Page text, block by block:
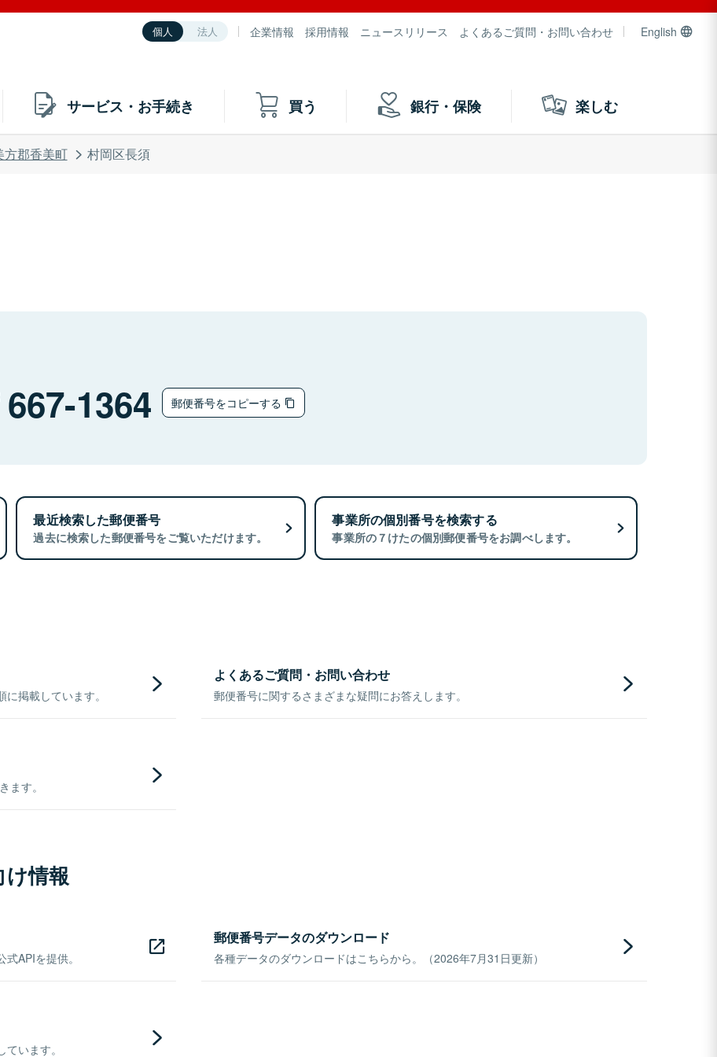
個人 法人 企業情報 採用情報 ニュースリリース よくあるご質問・お問い合わせ English
サービス・お手続き 買う 銀行・保険 楽しむ
方郡香美町 村岡区長須
667-1364 郵便番号をコピーする
最近検索した郵便番号
過去に検索した郵便番号をご覧いただけます。
事業所の個別番号を検索する
事業所の７けたの個別郵便番号をお調べします。
掲載しています。
よくあるご質問・お問い合わせ
郵便番号に関するさまざまな疑問にお答えします。
ます。
情報
APIを提供。
郵便番号データのダウンロード
各種データのダウンロードはこちらから。（2026年7月31日更新）
います。